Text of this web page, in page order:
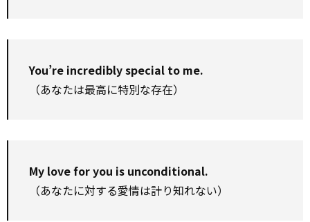
You’re incredibly special to me.
（あなたは最高に特別な存在）
My love for you is unconditional.
（あなたに対する愛情は計り知れない）